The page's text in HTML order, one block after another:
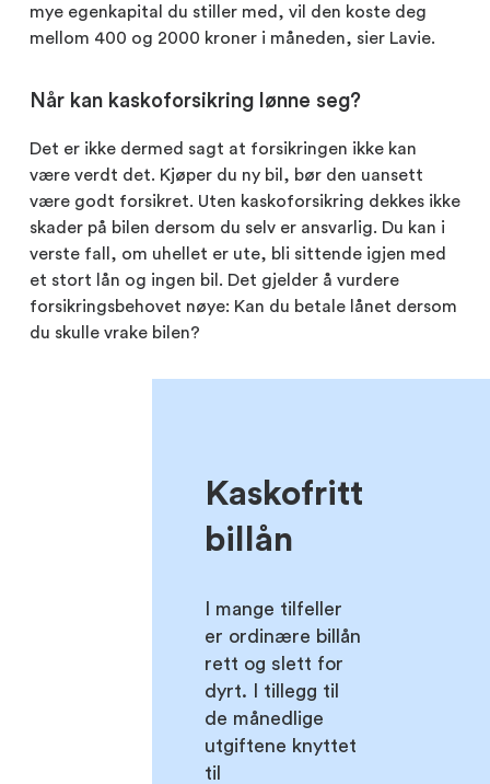
mye egenkapital du stiller med, vil den koste deg
mellom 400 og 2000 kroner i måneden, sier Lavie.
Når kan kaskoforsikring lønne seg?
Det er ikke dermed sagt at forsikringen ikke kan
være verdt det. Kjøper du ny bil, bør den uansett
være godt forsikret. Uten kaskoforsikring dekkes ikke
skader på bilen dersom du selv er ansvarlig. Du kan i
verste fall, om uhellet er ute, bli sittende igjen med
et stort lån og ingen bil. Det gjelder å vurdere
forsikringsbehovet nøye: Kan du betale lånet dersom
du skulle vrake bilen?
Kaskofritt
billån
I mange tilfeller
er ordinære billån
rett og slett for
dyrt. I tillegg til
de månedlige
utgiftene knyttet
til